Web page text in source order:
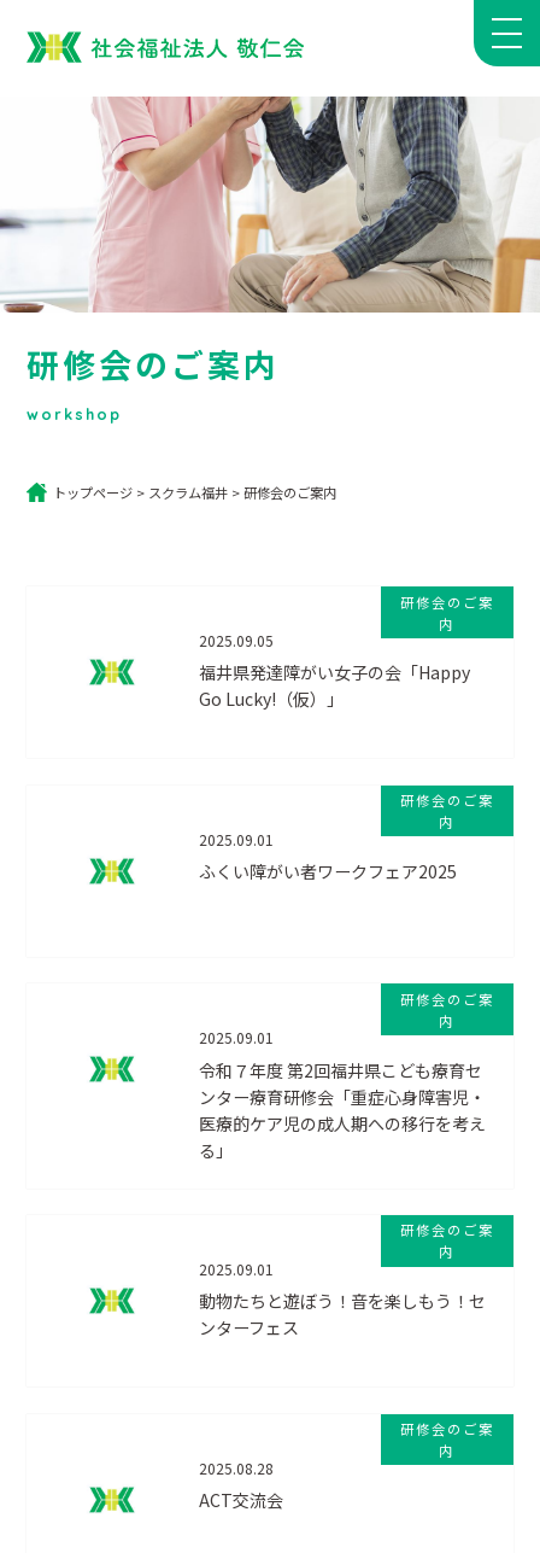
研修会のご案内
workshop
トップページ > スクラム福井 >研修会のご案内
研修会のご案
内
2025.09.05
福井県発達障がい女子の会「Happy
Go Lucky!（仮）」
研修会のご案
内
2025.09.01
ふくい障がい者ワークフェア2025
研修会のご案
内
2025.09.01
令和７年度 第2回福井県こども療育セ
ンター療育研修会「重症心身障害児・
医療的ケア児の成人期への移行を考え
る」
研修会のご案
内
2025.09.01
動物たちと遊ぼう！音を楽しもう！セ
ンターフェス
研修会のご案
内
2025.08.28
ACT交流会